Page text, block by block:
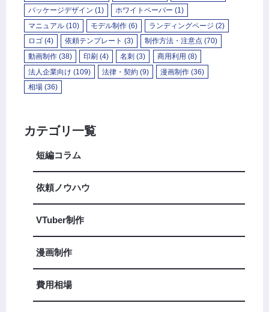
パッケージデザイン (1) ホワイトペーパー (1)
マニュアル (10) モデル制作 (6) ランディングページ (2)
ロゴ (4) 依頼テンプレート (3) 制作方法・注意点 (70)
動画制作 (38) 印刷 (4) 名刺 (3) 商用利用 (8)
法人企業向け (109) 法律・契約 (9) 漫画制作 (36)
相場 (36)
カテゴリ一覧
短編コラム
依頼ノウハウ
VTuber制作
漫画制作
費用相場